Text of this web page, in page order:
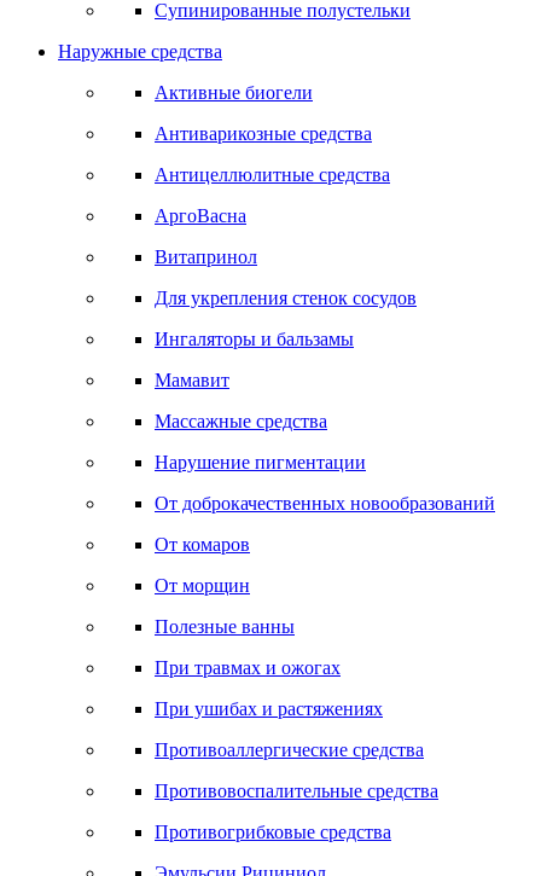
Супинированные полустельки
Наружные средства
Активные биогели
Антиварикозные средства
Антицеллюлитные средства
АргоВасна
Витапринол
Для укрепления стенок сосудов
Ингаляторы и бальзамы
Мамавит
Массажные средства
Нарушение пигментации
От доброкачественных новообразований
От комаров
От морщин
Полезные ванны
При травмах и ожогах
При ушибах и растяжениях
Противоаллергические средства
Противовоспалительные средства
Противогрибковые средства